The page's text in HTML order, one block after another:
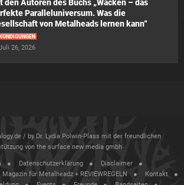
den Autoren des Buchs „Wacken – das
Paralleluniversum. Was die
von Metalheads lernen kann“
26, 2026
/ by Dr. Lydia Polwin-Plass mit der freundlichen
von the surface new media gmbh
Datenschutzerklärung
Disclaimer
für Metalheadz + REVIEWREGELN
Kontakt